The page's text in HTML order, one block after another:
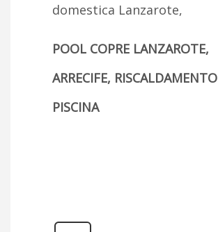
domestica Lanzarote,
POOL COPRE LANZAROTE,
ARRECIFE, RISCALDAMENTO
PISCINA